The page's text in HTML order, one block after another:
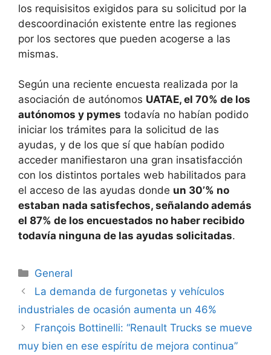
los requisisitos exigidos para su solicitud por la
descoordinación existente entre las regiones
por los sectores que pueden acogerse a las
mismas.
Según una reciente encuesta realizada por la
asociación de autónomos UATAE, el 70% de los
autónomos y pymes todavía no habían podido
iniciar los trámites para la solicitud de las
ayudas, y de los que sí que habían podido
acceder manifiestaron una gran insatisfacción
con los distintos portales web habilitados para
el acceso de las ayudas donde un 30’% no
estaban nada satisfechos, señalando además
el 87% de los encuestados no haber recibido
todavía ninguna de las ayudas solicitadas.
Categorías
General
Navegación
de
La demanda de furgonetas y vehículos
industriales de ocasión aumenta un 46%
François Bottinelli: “Renault Trucks se mueve
muy bien en ese espíritu de mejora continua”